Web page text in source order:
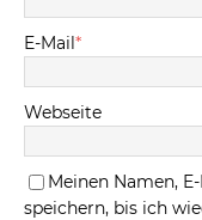
E-Mail*
Webseite
Meinen Namen,
speichern, bis ich